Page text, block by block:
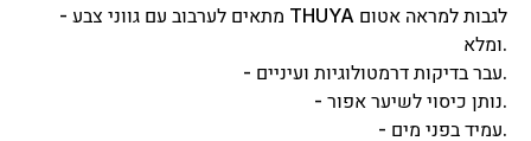
- מתאים לערבוב עם גווני צבע THUYA לגבות למראה אטום
ומלא.
- עבר בדיקות דרמטולוגיות ועיניים.
- נותן כיסוי לשיער אפור.
- עמיד בפני מים.